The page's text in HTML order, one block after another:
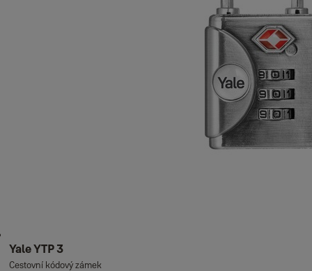
Yale YTP 3
Cestovní kódový zámek